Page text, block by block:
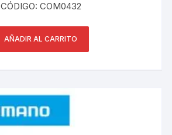
CÓDIGO: COM0432
AÑADIR AL CARRITO